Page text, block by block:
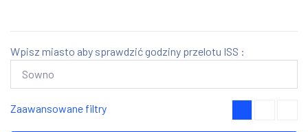
Wpisz miasto aby sprawdzić godziny przelotu ISS :
Zaawansowane filtry